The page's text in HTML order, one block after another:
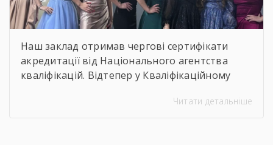
Наш заклад отримав чергові сертифікати
акредитації від Національного агентства
кваліфікацій. Відтепер у Кваліфікаційному
професійні кваліфікації, що відповідають
Читати детальніше